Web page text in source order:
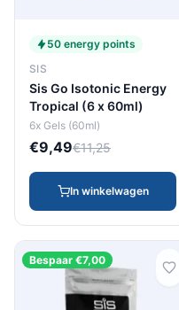
50 energy points
SIS
Sis Go Isotonic Energy
Tropical (6 x 60ml)
6x Gels (60ml)
€9,49€11,25
In winkelwagen
Bespaar €7,00